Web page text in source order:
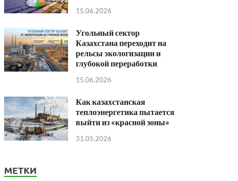
15.06.2026
Угольный сектор
Казахстана переходит на
рельсы экологизации и
глубокой переработки
15.06.2026
Как казахстанская
теплоэнергетика пытается
выйти из «красной зоны»
31.05.2026
МЕТКИ